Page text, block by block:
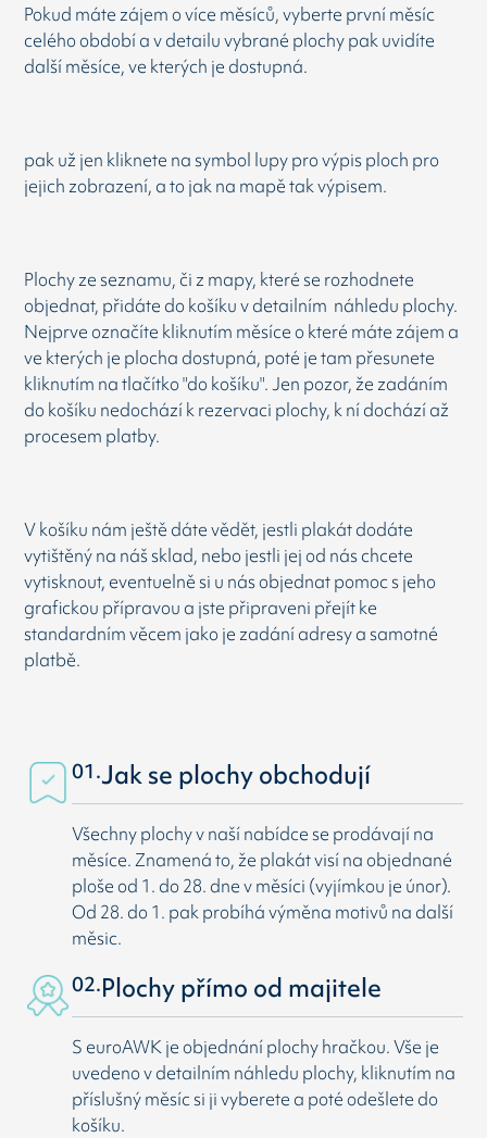
Pokud máte zájem o více měsíců, vyberte první měsíc
celého období a v detailu vybrané plochy pak uvidíte
další měsíce, ve kterých je dostupná.
pak už jen kliknete na symbol lupy pro výpis ploch pro
jejich zobrazení, a to jak na mapě tak výpisem.
Plochy ze seznamu, či z mapy, které se rozhodnete
objednat, přidáte do košíku v detailním náhledu plochy.
Nejprve označíte kliknutím měsíce o které máte zájem a
ve kterých je plocha dostupná, poté je tam přesunete
kliknutím na tlačítko "do košíku". Jen pozor, že zadáním
do košíku nedochází k rezervaci plochy, k ní dochází až
procesem platby.
V košíku nám ještě dáte vědět, jestli plakát dodáte
vytištěný na náš sklad, nebo jestli jej od nás chcete
vytisknout, eventuelně si u nás objednat pomoc s jeho
grafickou přípravou a jste připraveni přejít ke
standardním věcem jako je zadání adresy a samotné
platbě.
01.Jak se plochy obchodují
Všechny plochy v naší nabídce se prodávají na
měsíce. Znamená to, že plakát visí na objednané
ploše od 1. do 28. dne v měsíci (vyjímkou je únor).
Od 28. do 1. pak probíhá výměna motivů na další
měsic.
02.Plochy přímo od majitele
S euroAWK je objednání plochy hračkou. Vše je
uvedeno v detailním náhledu plochy, kliknutím na
příslušný měsíc si ji vyberete a poté odešlete do
košíku.